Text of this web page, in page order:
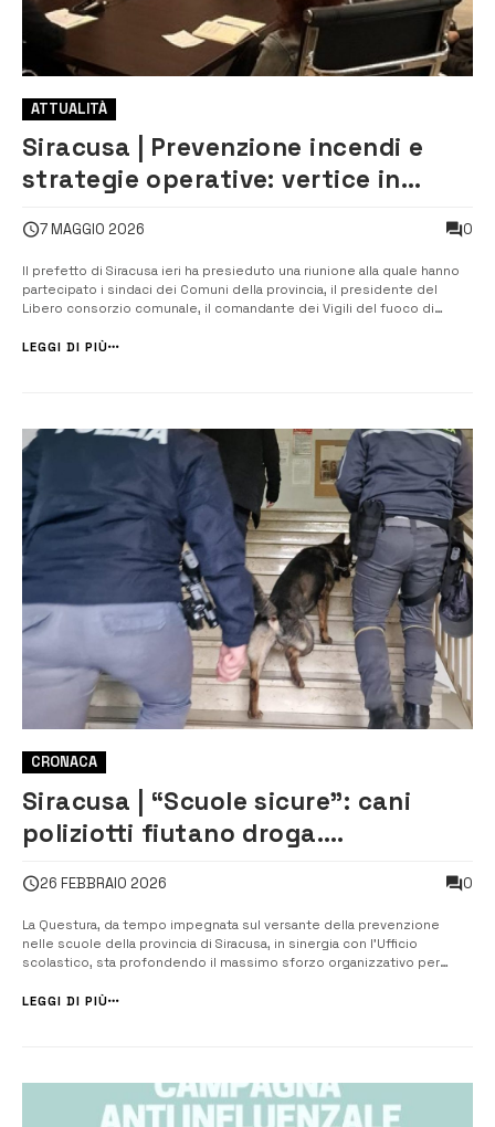
ATTUALITÀ
Siracusa | Prevenzione incendi e
strategie operative: vertice in
7 MAGGIO 2026 0
Il prefetto di Siracusa ieri ha presieduto una riunione alla quale hanno
partecipato i sindaci dei Comuni della provincia, il presidente del
Libero consorzio comunale, il comandante dei Vigili del fuoco di
Siracusa e di Augusta, il rappresentante del Dipartimento regio...
LEGGI DI PIÙ
CRONACA
Siracusa | “Scuole sicure”: cani
poliziotti fiutano droga.
26 FEBBRAIO 2026 0
La Questura, da tempo impegnata sul versante della prevenzione
nelle scuole della provincia di Siracusa, in sinergia con l’Ufficio
scolastico, sta profondendo il massimo sforzo organizzativo per
Roberto Pellicone, è realizzato con l’apporto di vari uffici della
LEGGI DI PIÙ